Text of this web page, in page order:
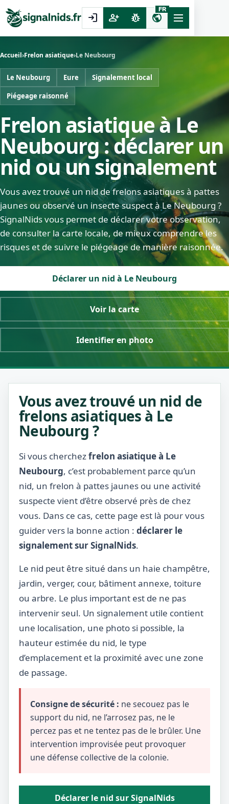
login person_add pest_control public
FR
Accueil›Frelon asiatique›Le Neubourg
Le Neubourg Eure
Signalement local
Piégeage raisonné
Frelon asiatique à Le
Neubourg : déclarer un
nid ou un signalement
Vous avez trouvé un nid de frelons asiatiques à pattes
jaunes ou observé un insecte suspect à Le Neubourg ?
SignalNids vous permet de déclarer votre observation,
de consulter la carte locale, de mieux comprendre les
risques et de suivre le piégeage de manière raisonnée.
Déclarer un nid à Le Neubourg
Voir la carte
Identifier en photo
Vous avez trouvé un nid de
frelons asiatiques à Le
Neubourg ?
Si vous cherchezfrelon asiatique à Le
Neubourg, c’est probablement parce qu’un
nid, un frelon à pattes jaunes ou une activité
suspecte vient d’être observé près de chez
vous. Dans ce cas, cette page est là pour vous
guider vers la bonne action : déclarer le
signalement sur SignalNids.
Le nid peut être situé dans un haie champêtre,
jardin, verger, cour, bâtiment annexe, toiture
ou arbre. Le plus important est de ne pas
intervenir seul. Un signalement utile contient
une localisation, une photo si possible, la
hauteur estimée du nid, le type
d’emplacement et la proximité avec une zone
de passage.
Consigne de sécurité : ne secouez pas le
support du nid, ne l’arrosez pas, ne le
percez pas et ne tentez pas de le brûler. Une
intervention improvisée peut provoquer
une défense collective de la colonie.
Déclarer le nid sur SignalNids